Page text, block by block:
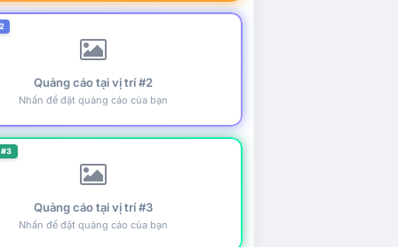
Quảng cáo tại vị trí #2
Nhấn để đặt quảng cáo của bạn
Quảng cáo tại vị trí #3
Nhấn để đặt quảng cáo của bạn